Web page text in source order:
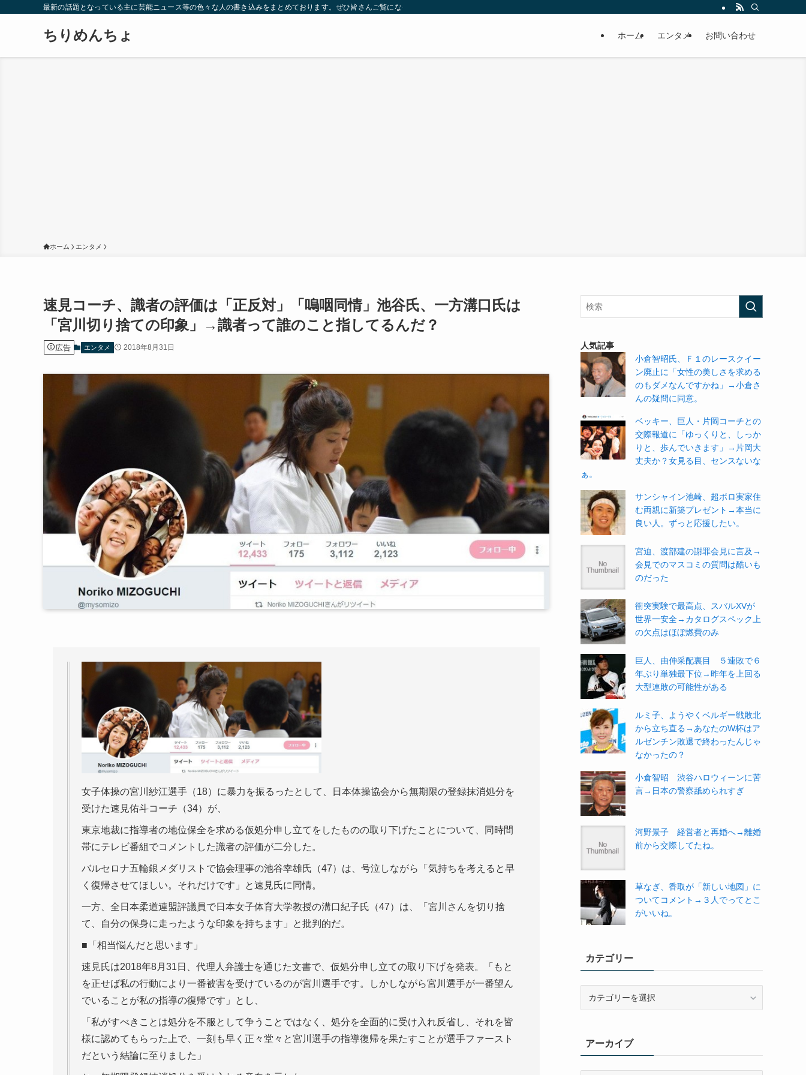
最新の話題となっている主に芸能ニュース等の色々な人の書き込みをまとめております。ぜひ皆さんご覧になっていってください。
ちりめんちょ ホーム エンタメ お問い合わせ
ホーム エンタメ
速見コーチ、識者の評価は「正反対」「嗚咽同情」池谷氏、一方溝口氏は
「宮川切り捨ての印象」→識者って誰のこと指してるんだ？
広告 エンタメ 2018年8月31日
女子体操の宮川紗江選手（18）に暴力を振るったとして、日本体操協会から無期限の登録抹消処分を
受けた速見佑斗コーチ（34）が、
東京地裁に指導者の地位保全を求める仮処分申し立てをしたものの取り下げたことについて、同時間
帯にテレビ番組でコメントした識者の評価が二分した。
バルセロナ五輪銀メダリストで協会理事の池谷幸雄氏（47）は、号泣しながら「気持ちを考えると早
く復帰させてほしい。それだけです」と速見氏に同情。
一方、全日本柔道連盟評議員で日本女子体育大学教授の溝口紀子氏（47）は、「宮川さんを切り捨
て、自分の保身に走ったような印象を持ちます」と批判的だ。
■「相当悩んだと思います」
速見氏は2018年8月31日、代理人弁護士を通じた文書で、仮処分申し立ての取り下げを発表。「もと
を正せば私の行動により一番被害を受けているのが宮川選手です。しかしながら宮川選手が一番望ん
でいることが私の指導の復帰です」とし、
「私がすべきことは処分を不服として争うことではなく、処分を全面的に受け入れ反省し、それを皆
様に認めてもらった上で、一刻も早く正々堂々と宮川選手の指導復帰を果たすことが選手ファースト
だという結論に至りました」
人気記事
小倉智昭氏、Ｆ１のレースクイー
ン廃止に「女性の美しさを求める
のもダメなんですかね」→小倉さ
んの疑問に同意。
ベッキー、巨人・片岡コーチとの
交際報道に「ゆっくりと、しっか
りと、歩んでいきます」→片岡大
丈夫か？女見る目、センスないな
ぁ。
サンシャイン池崎、超ボロ実家住
む両親に新築プレゼント→本当に
良い人。ずっと応援したい。
宮迫、渡部建の謝罪会見に言及→
会見でのマスコミの質問は酷いも
のだった
衝突実験で最高点、スバルXVが
世界一安全→カタログスペック上
の欠点はほぼ燃費のみ
巨人、由伸采配裏目 ５連敗で６
年ぶり単独最下位→昨年を上回る
大型連敗の可能性がある
ルミ子、ようやくベルギー戦敗北
から立ち直る→あなたのW杯はア
ルゼンチン敗退で終わったんじゃ
なかったの？
小倉智昭 渋谷ハロウィーンに苦
言→日本の警察舐められすぎ
河野景子 経営者と再婚へ→離婚
前から交際してたね。
草なぎ、香取が「新しい地図」に
ついてコメント→３人でってとこ
がいいね。
カテゴリー
ーアーカイブ